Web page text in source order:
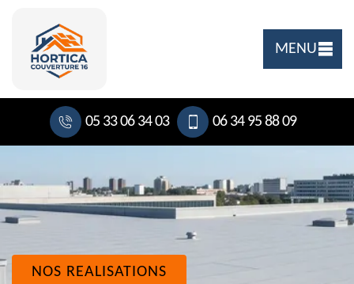
MENU
05 33 06 34 03 06 34 95 88 09
NOS REALISATIONS